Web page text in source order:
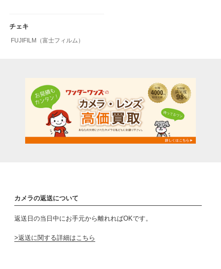
チェキ
FUJIFILM（富士フィルム）
カメラの返送について
返送日の当日中にお手元から離れればOKです。
返送に関する詳細はこちら